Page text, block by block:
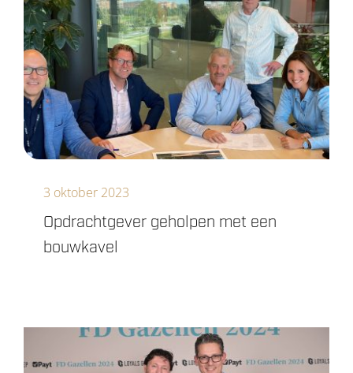
Opdrachtgever geholpen met een
bouwkavel
3 oktober 2023